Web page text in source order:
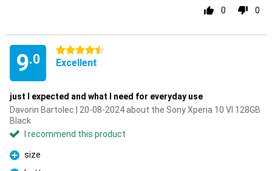
0 0
9.0
4.5 stars
Excellent
just I expected and what I need for everyday use
Davorin Bartolec | 20-08-2024 about the Sony Xperia 10 VI 128GB
Black
I recommend this product
Pro
size